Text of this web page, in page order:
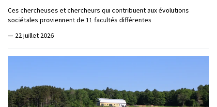
Ces chercheuses et chercheurs qui contribuent aux évolutions
sociétales proviennent de 11 facultés différentes
— 22 juillet 2026